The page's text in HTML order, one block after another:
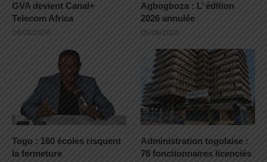
GVA devient Canal+
Telecom Africa
06/08/2026
Agbogboza : L’ édition
2026 annulée
05/08/2026
Togo : 160 écoles risquent
la fermeture
Administration togolaise :
78 fonctionnaires licenciés